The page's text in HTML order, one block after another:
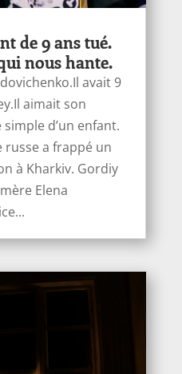
de 9 ans tué.
nous hante.
avait 9
aimait son
d’un enfant.
russe a frappé un
à Kharkiv. Gordiy
Elena